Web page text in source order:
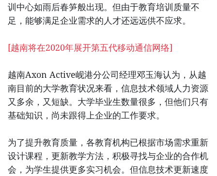
训中心如雨后春笋般出现。但由于教育培训质量不
足，能够满足企业需求的人才还远远供不应求。
[越南将在2020年展开第五代移动通信网络]
越南Axon Active岘港分公司经理邓玉海认为，从越
南目前的大学教育状况来看，信息技术领域人力资源
又多余，又短缺。大学毕业生数量很多，但他们只有
基础知识，尚未跟得上企业的工作要求。
为了提升教育质量，各教育机构已根据市场需求重新
设计课程，更新教学方法，积极寻找与企业的合作机
会，为学生提供更多实习机会。但信息技术更新速度